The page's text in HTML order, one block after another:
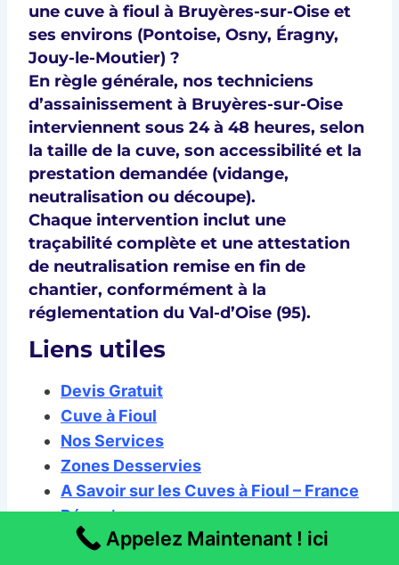
une cuve à fioul à Bruyères-sur-Oise et
ses environs (Pontoise, Osny, Éragny,
Jouy-le-Moutier) ?
En règle générale, nos techniciens
d’assainissement à Bruyères-sur-Oise
interviennent sous 24 à 48 heures, selon
la taille de la cuve, son accessibilité et la
prestation demandée (vidange,
neutralisation ou découpe).
Chaque intervention inclut une
traçabilité complète et une attestation
de neutralisation remise en fin de
chantier, conformément à la
réglementation du Val-d’Oise (95).
Liens utiles
Devis Gratuit
Cuve à Fioul
Nos Services
Zones Desservies
A Savoir sur les Cuves à Fioul – France
Rénov’
Appelez Maintenant ! ici